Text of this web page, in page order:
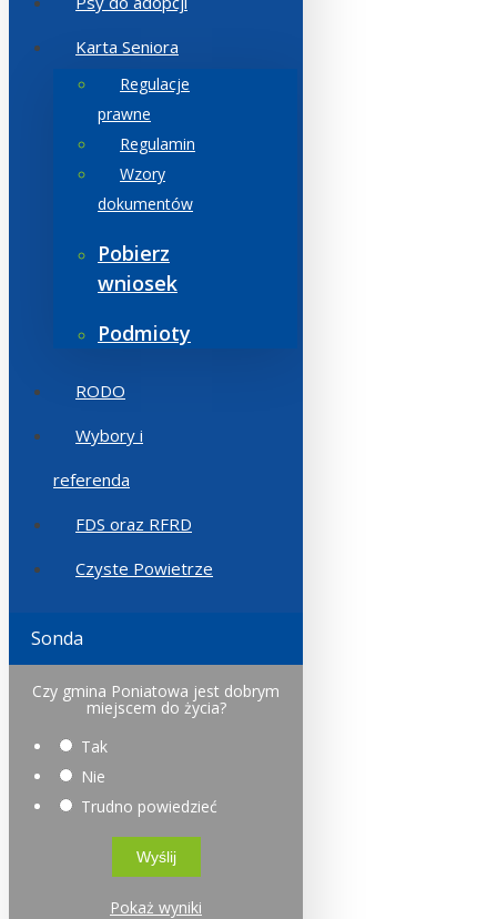
Karta Seniora
Regulacje
prawne
Regulamin
Wzory
dokumentów
Pobierz
wniosek
Podmioty
RODO
Wybory i
referenda
FDS oraz RFRD
Czyste Powietrze
Sonda
Czy gmina Poniatowa jest dobrym
miejscem do życia?
Tak
Nie
Trudno powiedzieć
Pokaż wyniki